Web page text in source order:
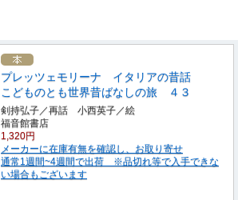
プレッツェモリーナ イタリアの昔話
こどものとも世界昔ばなしの旅 ４３
剣持弘子／再話 小西英子／絵
福音館書店
1,320円
メーカーに在庫有無を確認し、お取り寄せ
通常1週間~4週間で出荷 ※品切れ等で入手できな
い場合もございます